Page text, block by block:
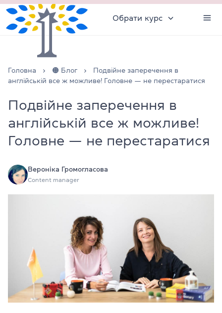
Обрати курс
Головна 🟠 Блог
Подвійне заперечення в
англійській все ж можливе! Головне — не перестаратися
Подвійне заперечення в
англійській все ж можливе!
Головне — не перестаратися
Вероніка Громогласова
Content manager